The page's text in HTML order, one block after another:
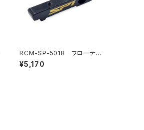
RCM-SP-5018 フローティ
ングエレクトロニクスプレート
バルクヘッド(6.5g)(オプショ
¥5,170